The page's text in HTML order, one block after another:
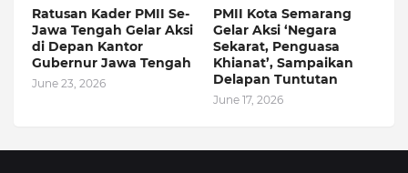
Ratusan Kader PMII Se-
Jawa Tengah Gelar Aksi
di Depan Kantor
Gubernur Jawa Tengah
June 23, 2026
PMII Kota Semarang
Gelar Aksi ‘Negara
Sekarat, Penguasa
Khianat’, Sampaikan
Delapan Tuntutan
June 17, 2026